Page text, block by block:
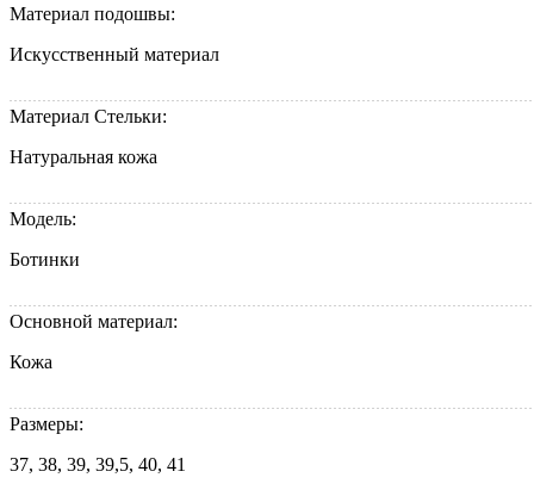
Материал подошвы:
Искусственный материал
Материал Стельки:
Натуральная кожа
Модель:
Ботинки
Основной материал:
Кожа
Размеры:
37, 38, 39, 39,5, 40, 41